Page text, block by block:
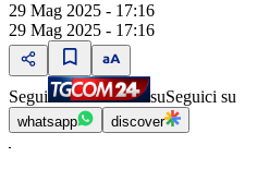
29 Mag 2025 - 17:16
29 Mag 2025 - 17:16
Segui suSeguici su
whatsapp discover